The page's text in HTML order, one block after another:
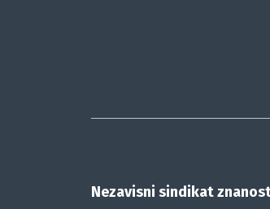
Nezavisni sindikat